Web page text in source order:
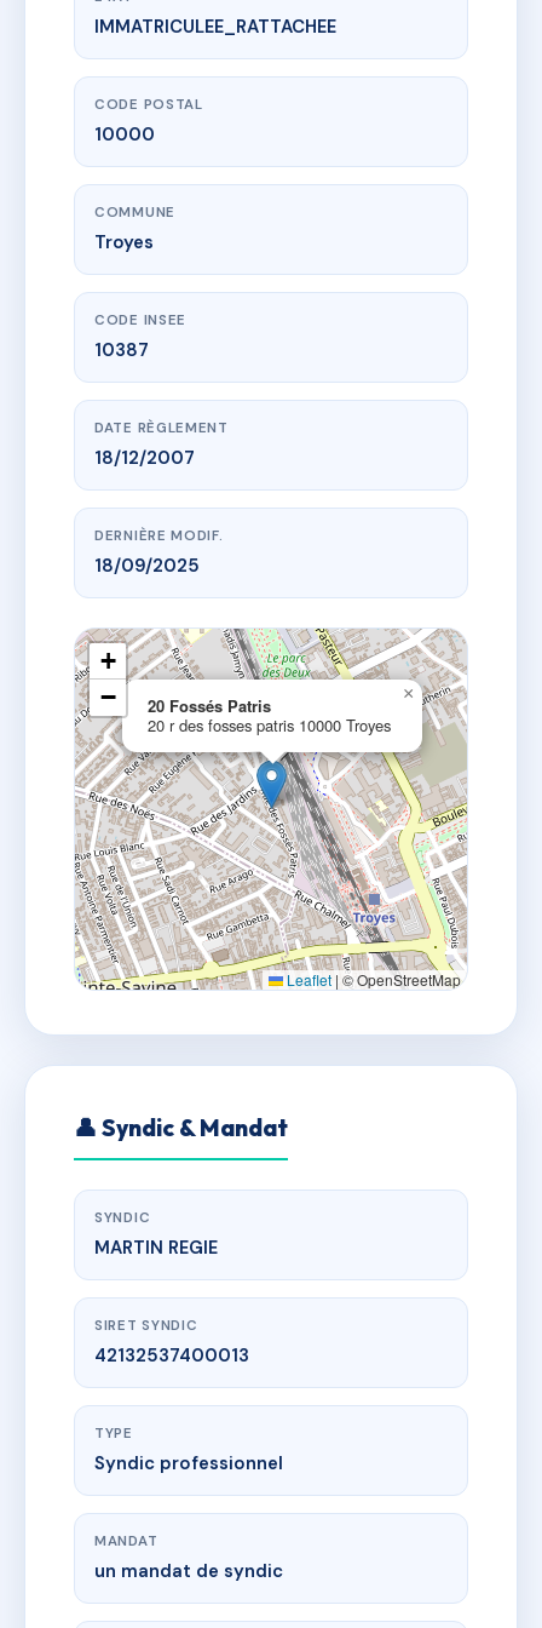
www.vme.plus/AG8068850
20 Fossés Patris
20 r des fosses patris
IMMATRICULEE_RATTACHEE
CODE POSTAL
10000
COMMUNE
Troyes
CODE INSEE
10387
DATE RÈGLEMENT
18/12/2007
DERNIÈRE MODIF.
18/09/2025
20 Fossés Patris
20 r des fosses patris 10000 Troyes
×
+
−
Leaflet | © OpenStreetMap
👤 Syndic & Mandat
SYNDIC
MARTIN REGIE
SIRET SYNDIC
42132537400013
TYPE
Syndic professionnel
MANDAT
un mandat de syndic